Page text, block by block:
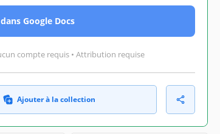
Google Docs
compte requis • Attribution requise
Ajouter à la collection